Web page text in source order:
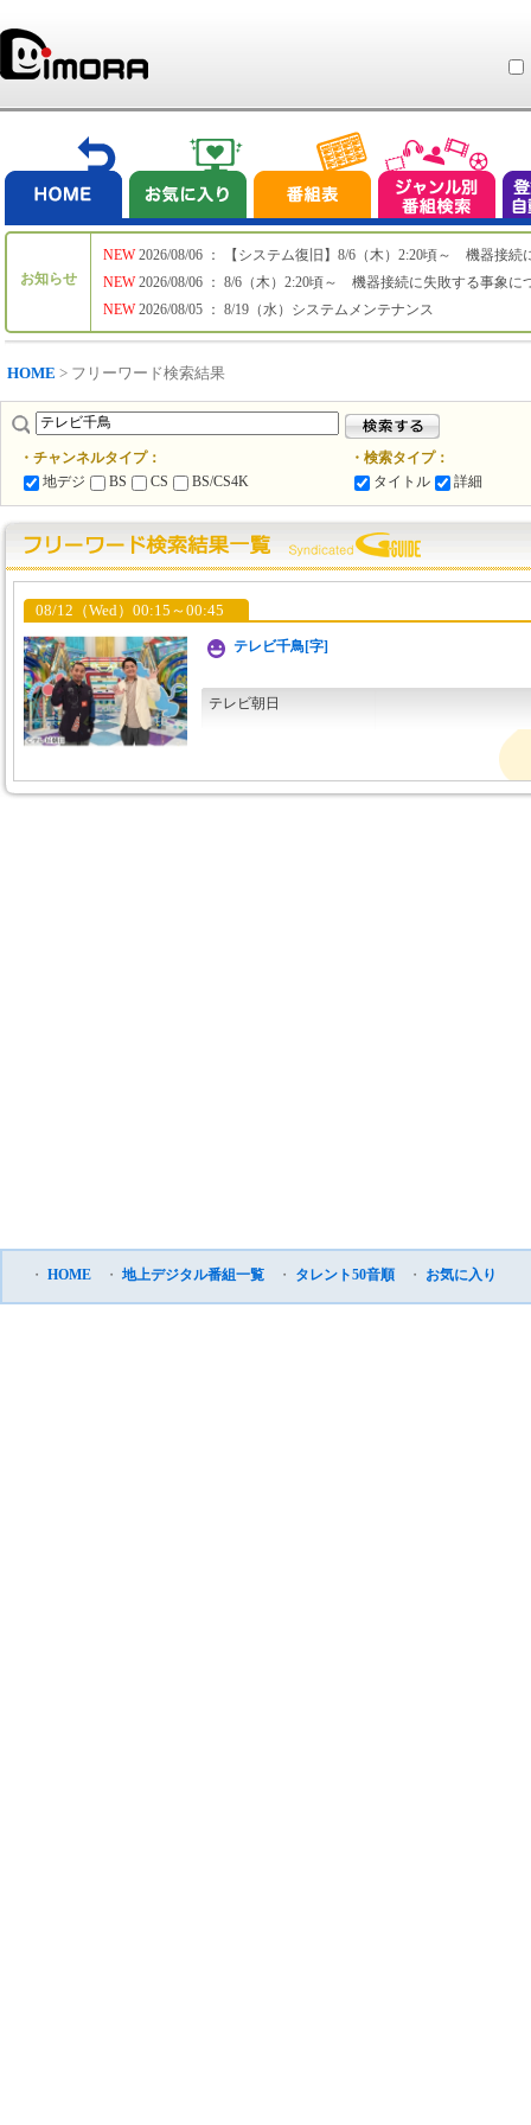
お知らせ
NEW
NEW
NEW
2026/08/06 ： 【システム復旧】8/6（木）2:20頃～ 機器接続
2026/08/06 ： 8/6（木）2:20頃～ 機器接続に失敗する事象に
2026/08/05 ： 8/19（水）システムメンテナンス
HOME > フリーワード検索結果
・チャンネルタイプ：
地デジ
BS CS BS/CS4K
・検索タイプ：
タイトル
詳細
08/12（Wed）00:15～00:45
テレビ千鳥[字]
テレビ朝日
・ HOME ・ 地上デジタル番組一覧 ・ タレント50音順 ・ お気に入り